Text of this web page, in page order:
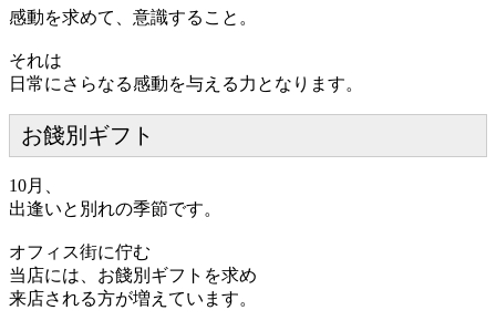
感動を求めて、意識すること。
それは
日常にさらなる感動を与える力となります。
お餞別ギフト
10月、
出逢いと別れの季節です。
オフィス街に佇む
当店には、お餞別ギフトを求め
来店される方が増えています。